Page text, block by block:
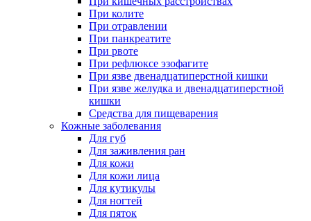
При колите
При отравлении
При панкреатите
При рвоте
При рефлюксе эзофагите
При язве двенадцатиперстной кишки
При язве желудка и двенадцатиперстной
кишки
Средства для пищеварения
Кожные заболевания
Для губ
Для заживления ран
Для кожи
Для кожи лица
Для кутикулы
Для ногтей
Для пяток